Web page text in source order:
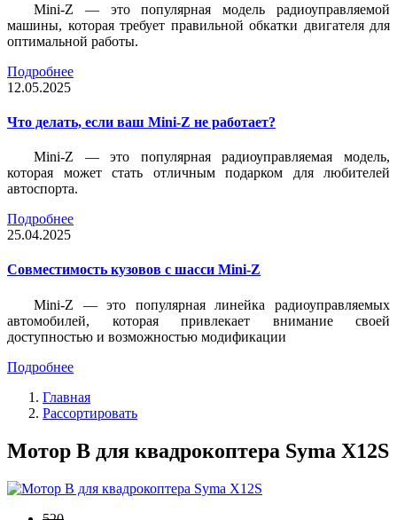
Mini-Z — это популярная модель радиоуправляемой
машины, которая требует правильной обкатки двигателя для
оптимальной работы.
Подробнее
12.05.2025
Что делать, если ваш Mini-Z не работает?
Mini-Z — это популярная радиоуправляемая модель,
которая может стать отличным подарком для любителей
автоспорта.
Подробнее
25.04.2025
Совместимость кузовов с шасси Mini-Z
Mini-Z — это популярная линейка радиоуправляемых
автомобилей, которая привлекает внимание своей
доступностью и возможностью модификации
Подробнее
Главная
Рассортировать
Мотор В для квадрокоптера Syma X12S